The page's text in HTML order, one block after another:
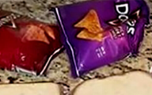
ayrılmaları
Siyam ikizleri ender
200 binde ...